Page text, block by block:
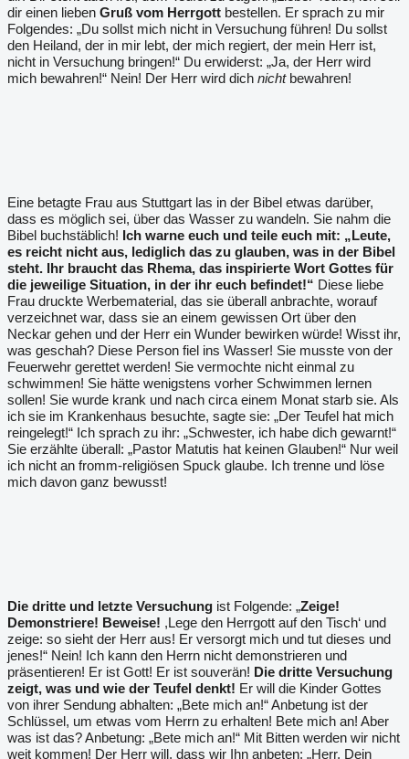
dir einen lieben Gruß vom Herrgott bestellen. Er sprach zu mir
Folgendes: „Du sollst mich nicht in Versuchung führen! Du sollst
den Heiland, der in mir lebt, der mich regiert, der mein Herr ist,
nicht in Versuchung bringen!“ Du erwiderst: „Ja, der Herr wird
mich bewahren!“ Nein! Der Herr wird dich nichtbewahren!
Eine betagte Frau aus Stuttgart las in der Bibel etwas darüber,
dass es möglich sei, über das Wasser zu wandeln. Sie nahm die
Bibel buchstäblich! Ich warne euch und teile euch mit: „Leute,
es reicht nicht aus, lediglich das zu glauben, was in der Bibel
steht. Ihr braucht das Rhema, das inspirierte Wort Gottes für
die jeweilige Situation, in der ihr euch befindet!“ Diese liebe
Frau druckte Werbematerial, das sie überall anbrachte, worauf
verzeichnet war, dass sie an einem gewissen Ort über den
Neckar gehen und der Herr ein Wunder bewirken würde! Wisst ihr,
was geschah? Diese Person fiel ins Wasser! Sie musste von der
Feuerwehr gerettet werden! Sie vermochte nicht einmal zu
schwimmen! Sie hätte wenigstens vorher Schwimmen lernen
sollen! Sie wurde krank und nach circa einem Monat starb sie. Als
ich sie im Krankenhaus besuchte, sagte sie: „Der Teufel hat mich
reingelegt!“ Ich sprach zu ihr: „Schwester, ich habe dich gewarnt!“
Sie erzählte überall: „Pastor Matutis hat keinen Glauben!“ Nur weil
ich nicht an fromm-religiösen Spuck glaube. Ich trenne und löse
mich davon ganz bewusst!
Die dritte und letzte Versuchung ist Folgende: „Zeige!
Demonstriere! Beweise! ,Lege den Herrgott auf den Tisch‘ und
zeige: so sieht der Herr aus! Er versorgt mich und tut dieses und
jenes!“ Nein! Ich kann den Herrn nicht demonstrieren und
präsentieren! Er ist Gott! Er ist souverän! Die dritte Versuchung
zeigt, was und wie der Teufel denkt! Er will die Kinder Gottes
von ihrer Sendung abhalten: „Bete mich an!“ Anbetung ist der
Schlüssel, um etwas vom Herrn zu erhalten! Bete mich an! Aber
was ist das? Anbetung: „Bete mich an!“ Mit Bitten werden wir nicht
weit kommen! Der Herr will, dass wir Ihn anbeten: „Herr, Dein